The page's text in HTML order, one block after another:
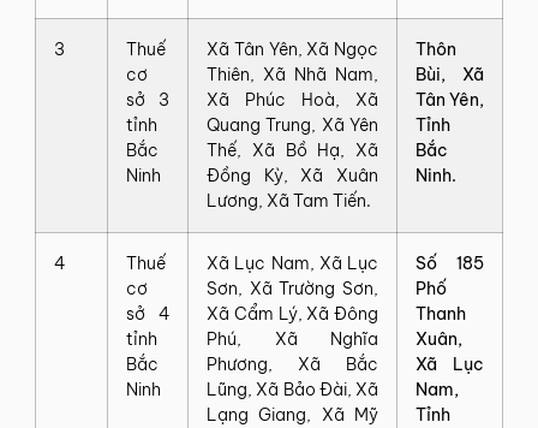
3
Thuế
cơ
sở 3
tỉnh
Bắc
Ninh
Xã Tân Yên, Xã Ngọc
Thiên, Xã Nhã Nam,
Xã Phúc Hoà, Xã
Quang Trung, Xã Yên
Thế, Xã Bồ Hạ, Xã
Đồng Kỳ, Xã Xuân
Lương, Xã Tam Tiến.
Thôn
Bùi, Xã
Tân Yên,
Tỉnh
Bắc
Ninh.
4
Thuế
cơ
sở 4
tỉnh
Bắc
Ninh
Xã Lục Nam, Xã Lục
Sơn, Xã Trường Sơn,
Xã Cẩm Lý, Xã Đông
Phú, Xã Nghĩa
Phương, Xã Bắc
Lũng, Xã Bảo Đài, Xã
Lạng Giang, Xã Mỹ
Số 185
Phố
Thanh
Xuân,
Xã Lục
Nam,
Tỉnh